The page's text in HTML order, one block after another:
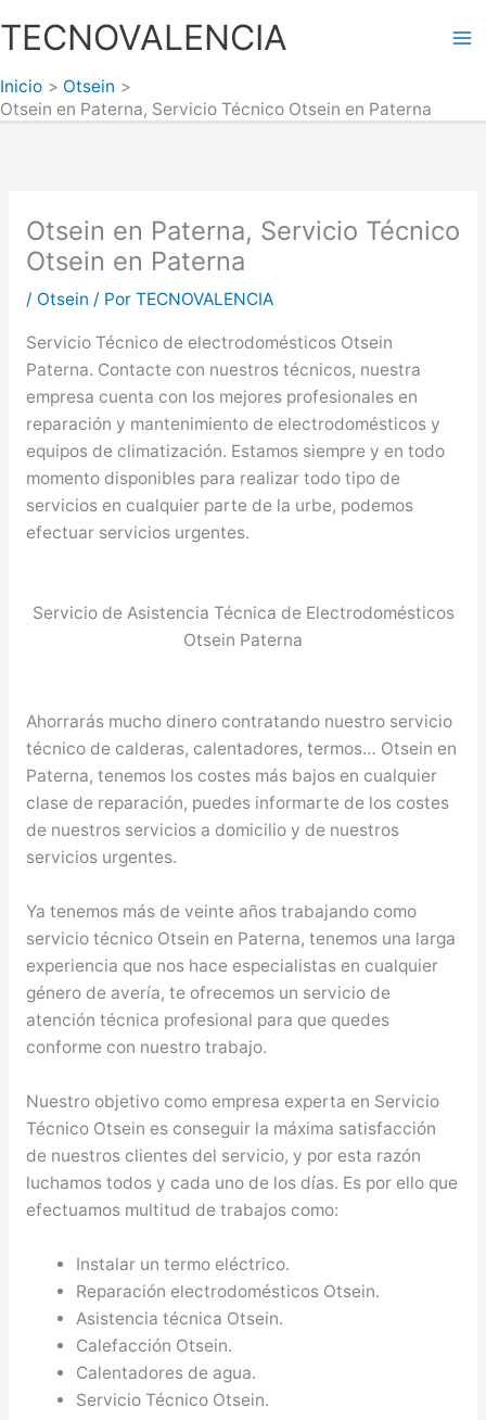
TECNOVALENCIA
Inicio
Otsein
Otsein en Paterna, Servicio Técnico Otsein en Paterna
Otsein en Paterna, Servicio Técnico
Otsein en Paterna
/ Otsein / Por TECNOVALENCIA
Servicio Técnico de electrodomésticos Otsein
Paterna. Contacte con nuestros técnicos, nuestra
empresa cuenta con los mejores profesionales en
reparación y mantenimiento de electrodomésticos y
equipos de climatización. Estamos siempre y en todo
momento disponibles para realizar todo tipo de
servicios en cualquier parte de la urbe, podemos
efectuar servicios urgentes.
Servicio de Asistencia Técnica de Electrodomésticos
Otsein Paterna
Ahorrarás mucho dinero contratando nuestro servicio
técnico de calderas, calentadores, termos… Otsein en
Paterna, tenemos los costes más bajos en cualquier
clase de reparación, puedes informarte de los costes
de nuestros servicios a domicilio y de nuestros
servicios urgentes.
Ya tenemos más de veinte años trabajando como
servicio técnico Otsein en Paterna, tenemos una larga
experiencia que nos hace especialistas en cualquier
género de avería, te ofrecemos un servicio de
atención técnica profesional para que quedes
conforme con nuestro trabajo.
Nuestro objetivo como empresa experta en Servicio
Técnico Otsein es conseguir la máxima satisfacción
de nuestros clientes del servicio, y por esta razón
luchamos todos y cada uno de los días. Es por ello que
efectuamos multitud de trabajos como:
Instalar un termo eléctrico.
Reparación electrodomésticos Otsein.
Asistencia técnica Otsein.
Calefacción Otsein.
Calentadores de agua.
Servicio Técnico Otsein.